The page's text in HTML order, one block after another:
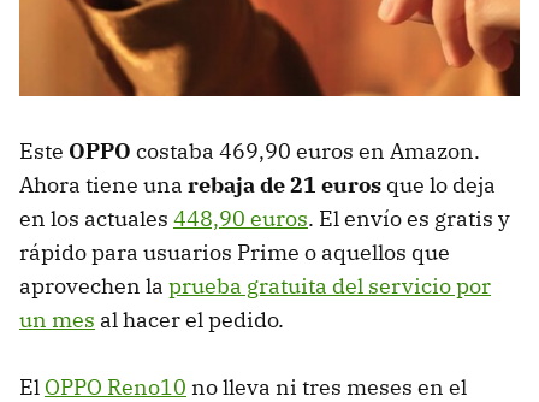
Este OPPO costaba 469,90 euros en Amazon.
Ahora tiene una rebaja de 21 euros que lo deja
en los actuales 448,90 euros. El envío es gratis y
rápido para usuarios Prime o aquellos que
aprovechen la prueba gratuita del servicio por
un mes al hacer el pedido.
El OPPO Reno10 no lleva ni tres meses en el